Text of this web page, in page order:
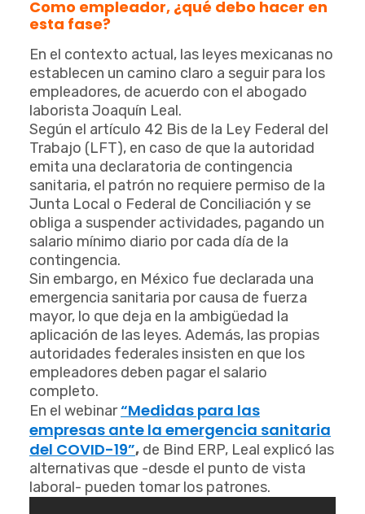
Como empleador, ¿qué debo hacer en
esta fase?
En el contexto actual, las leyes mexicanas no
establecen un camino claro a seguir para los
empleadores, de acuerdo con el abogado
laborista Joaquín Leal.
Según el artículo 42 Bis de la Ley Federal del
Trabajo (LFT), en caso de que la autoridad
emita una declaratoria de contingencia
sanitaria, el patrón no requiere permiso de la
Junta Local o Federal de Conciliación y se
obliga a suspender actividades, pagando un
salario mínimo diario por cada día de la
contingencia.
Sin embargo, en México fue declarada una
emergencia sanitaria por causa de fuerza
mayor, lo que deja en la ambigüedad la
aplicación de las leyes. Además, las propias
autoridades federales insisten en que los
empleadores deben pagar el salario
completo.
En el webinar“Medidas para las
empresas ante la emergencia sanitaria
del COVID-19”, de Bind ERP, Leal explicó las
alternativas que -desde el punto de vista
laboral- pueden tomar los patrones.